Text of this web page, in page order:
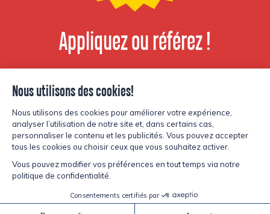
Appliquez ou référez !
Voir les postes
disponibles
© Copyright Lesters 2026Politique de confidentialitéSite parKryzalid